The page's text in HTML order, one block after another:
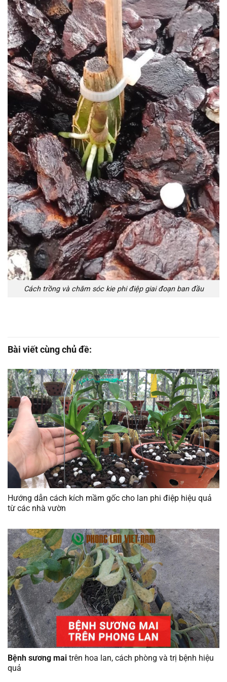
Cách trồng và chăm sóc kie phi điệp giai đoạn ban đầu
Bài viết cùng chủ đề:
Hướng dẫn cách kích mầm gốc cho lan phi điệp hiệu quả
từ các nhà vườn
Bệnh sương mai trên hoa lan, cách phòng và trị bệnh hiệu
quả